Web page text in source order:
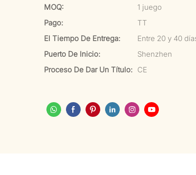
MOQ:
1 juego
Pago:
TT
El Tiempo De Entrega:
Entre 20 y 40
Puerto De Inicio:
Shenzhen
Proceso De Dar Un Título: CE